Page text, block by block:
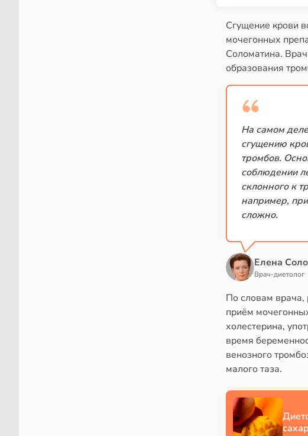
Сгущение крови
мочегонных
Соломатина.
образования
На самом
сгущению
тромбов.
соблюдении
склонного к
например,
сложно.
Елена
Врач-диетолог
По словам врача,
приём
холестерина,
время
венозного
малого таза.